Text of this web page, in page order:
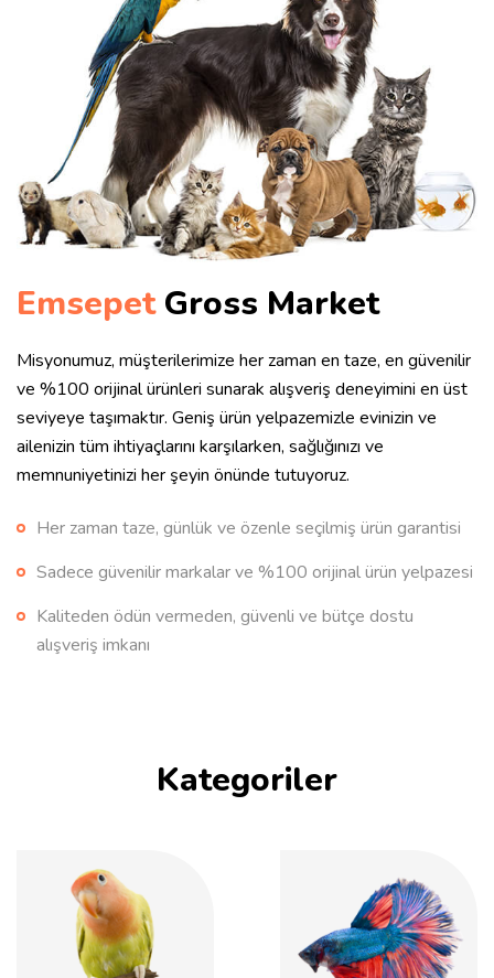
EmsepetGross Market
Misyonumuz, müşterilerimize her zaman en taze, en güvenilir
ve %100 orijinal ürünleri sunarak alışveriş deneyimini en üst
seviyeye taşımaktır. Geniş ürün yelpazemizle evinizin ve
ailenizin tüm ihtiyaçlarını karşılarken, sağlığınızı ve
memnuniyetinizi her şeyin önünde tutuyoruz.
Her zaman taze, günlük ve özenle seçilmiş ürün garantisi
Sadece güvenilir markalar ve %100 orijinal ürün yelpazesi
Kaliteden ödün vermeden, güvenli ve bütçe dostu
alışveriş imkanı
Kategoriler